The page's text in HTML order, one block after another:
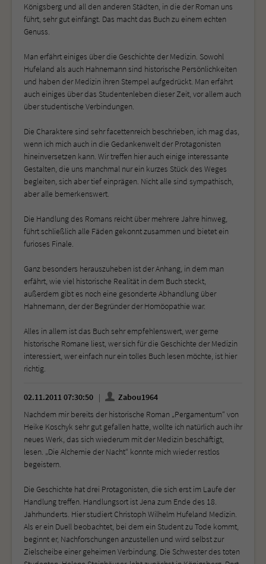
Königsberg und all den anderen Städten, in die der Roman uns
führt, sehr gut einfängt. Das macht das Buch zu einem echten
Genuss.
Man erfährt einiges über die Geschichte der Medizin. Sowohl
Hufeland als auch Hahnemann sind historische Persönlichkeiten
und haben der Medizin ihren Stempel aufgedrückt. Man erfährt
auch einiges über das Studentenleben dieser Zeit, vor allem auch
über studentische Verbindungen.
Die Charaktere sind sehr facettenreich beschrieben, ich mag das,
wenn ich mich auch in die Gedankenwelt der Protagonisten
hineinversetzen kann. Wir treffen hier auch einige interessante
Gestalten, die uns manchmal nur ein kurzes Stück des Weges
begleiten, sich aber tief einprägen. Nicht alle sind sympathisch,
aber alle bemerkenswert.
Die Handlung des Romans reicht über mehrere Jahre hinweg,
führt schließlich alle Fäden gekonnt zusammen und bietet ein
furioses Finale.
Ganz besonders herauszuheben ist der Anhang, in dem man
erfährt, wie viel historische Realität in dem Buch steckt,
außerdem gibt es noch eine gesonderte Abhandlung über
Hahnemann, der der Begründer der Homöopathie war.
Alles in allem ist das Buch sehr empfehlenswert, wer gerne
historische Romane liest, wer sich für die Geschichte der Medizin
interessiert, wer einfach nur ein tolles Buch lesen möchte, ist hier
richtig.
02.11.2011 07:30:50
Zabou1964
Nachdem mir bereits der historische Roman „Pergamentum“ von
Heike Koschyk sehr gut gefallen hatte, wollte ich natürlich auch ihr
neues Werk, das sich wiederum mit der Medizin beschäftigt,
lesen. „Die Alchemie der Nacht“ konnte mich wieder restlos
begeistern.
Die Geschichte hat drei Protagonisten, die sich erst im Laufe der
Handlung treffen. Handlungsort ist Jena zum Ende des 18.
Jahrhunderts. Hier studiert Christoph Wilhelm Hufeland Medizin.
Als er ein Duell beobachtet, bei dem ein Student zu Tode kommt,
beginnt er, Nachforschungen anzustellen und wird selbst zur
Zielscheibe einer geheimen Verbindung. Die Schwester des toten